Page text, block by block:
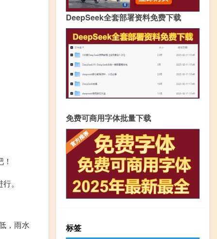
。
，雨水
DeepSeek全套部署资料免费下载
免费可商用字体批量下载
标签